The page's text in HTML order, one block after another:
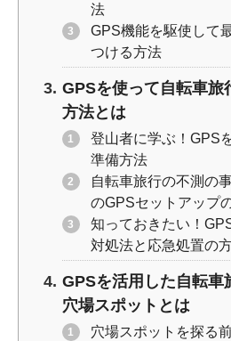
法
GPS機能を駆使して
つける方法
GPSを使って自転車旅
方法とは
登山者に学ぶ！GPS
準備方法
自転車旅行の不測の
のGPSセットアップ
知っておきたい！
対処法と応急処置の
GPSを活用した自転車
穴場スポットとは
穴場スポットを探る